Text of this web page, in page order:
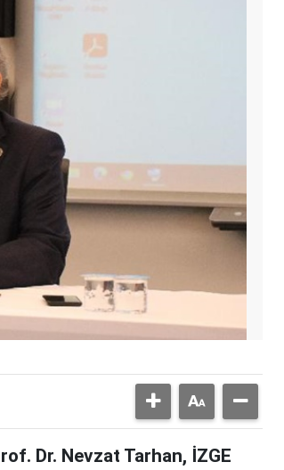
Dr. Nevzat Tarhan, İZGE